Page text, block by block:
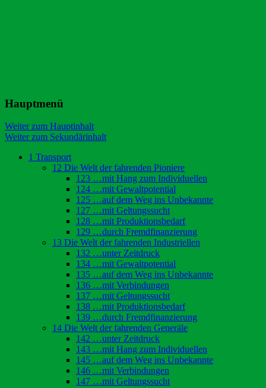
Hauptmenü
Weiter zum Hauptinhalt
Weiter zum Sekundärinhalt
1 Transport
12 Die Welt der fahrenden Pioniere
123 …mit Hang zum Individuellen
124 …mit Gewaltpotential
125 …auf dem Weg ins Unbekannte
127 …mit Geltungssucht
128 …mit Produktionsbedarf
129 …durch Fremdfinanzierung
13 Die Welt der fahrenden Industriellen
132 …unter Zeitdruck
134 …mit Gewaltpotential
135 …auf dem Weg ins Unbekannte
136 …mit Verbindungen
137 …mit Geltungssucht
138 …mit Produktionsbedarf
139 …durch Fremdfinanzierung
14 Die Welt der fahrenden Generäle
142 …unter Zeitdruck
143 …mit Hang zum Individuellen
145 …auf dem Weg ins Unbekannte
146 …mit Verbindungen
147 …mit Geltungssucht